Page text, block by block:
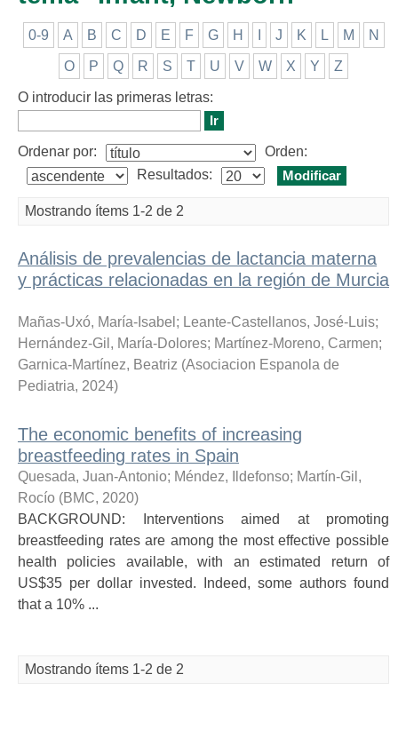
0-9 A B C D E F G H J K L M N
O P Q R S T U V W X Y Z
O introducir las primeras letras:
Ordenar por:
Orden:
Resultados:
Mostrando ítems 1-2 de 2
Análisis de prevalencias de lactancia materna
y prácticas relacionadas en la región de Murcia
Mañas-Uxó, María-Isabel ; Leante-Castellanos, José-Luis;
Hernández-Gil, María-Dolores; Martínez-Moreno, Carmen;
Garnica-Martínez, Beatriz (Asociacion Espanola de
Pediatria, 2024)
The economic benefits of increasing
breastfeeding rates in Spain
Quesada, Juan-Antonio; Méndez, Ildefonso; Martín-Gil,
Rocío (BMC, 2020)
BACKGROUND: Interventions aimed at promoting
breastfeeding rates are among the most effective possible
health policies available, with an estimated return of
US$35 per dollar invested. Indeed, some authors found
that a 10% ...
Mostrando ítems 1-2 de 2